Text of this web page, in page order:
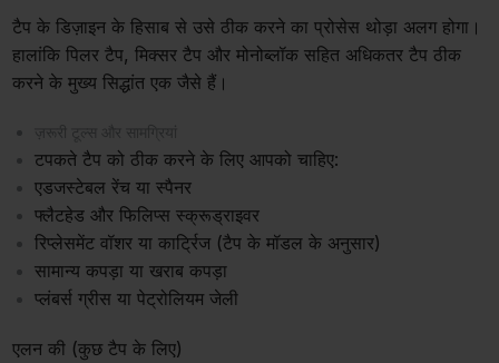
टैप के डिज़ाइन के हिसाब से उसे ठीक करने का प्रोसेस थोड़ा अलग होगा।
हालांकि पिलर टैप, मिक्सर टैप और मोनोब्लॉक सहित अधिकतर टैप ठीक
करने के मुख्य सिद्धांत एक जैसे हैं।
टपकते टैप को ठीक करने के लिए आपको चाहिए:
एडजस्टेबल रेंच या स्पैनर
फ्लैटहेड और फिलिप्स स्क्रूड्राइवर
रिप्लेसमेंट वॉशर या कार्ट्रिज (टैप के मॉडल के अनुसार)
सामान्य कपड़ा या खराब कपड़ा
प्लंबर्स ग्रीस या पेट्रोलियम जेली
एलन की (कुछ टैप के लिए)